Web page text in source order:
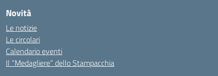
Novità
Le notizie
Le circolari
Calendario eventi
Il “Medagliere” dello Stampacchia